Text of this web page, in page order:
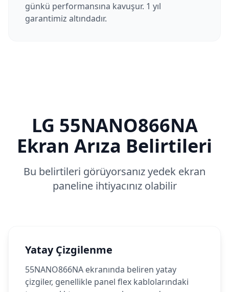
günkü performansına kavuşur. 1 yıl
garantimiz altındadır.
LG 55NANO866NA
Ekran Arıza Belirtileri
Bu belirtileri görüyorsanız yedek ekran
paneline ihtiyacınız olabilir
Yatay Çizgilenme
55NANO866NA ekranında beliren yatay
çizgiler, genellikle panel flex kablolarındaki